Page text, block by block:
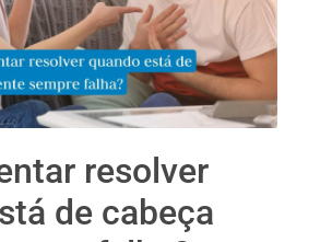
resolver
de cabeça